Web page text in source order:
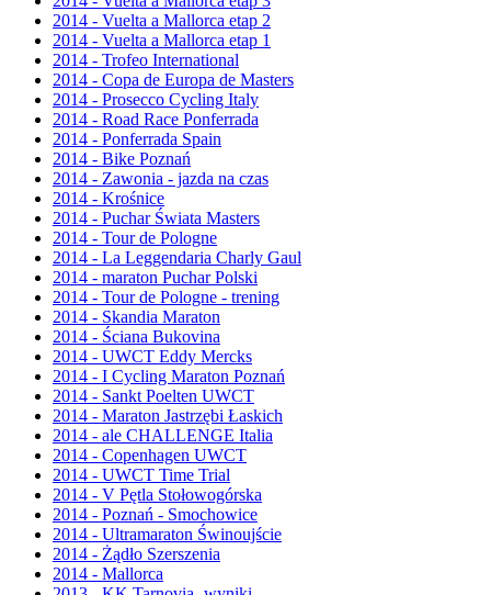
2014 - Vuelta a Mallorca etap 2
2014 - Vuelta a Mallorca etap 1
2014 - Trofeo International
2014 - Copa de Europa de Masters
2014 - Prosecco Cycling Italy
2014 - Road Race Ponferrada
2014 - Ponferrada Spain
2014 - Bike Poznań
2014 - Zawonia - jazda na czas
2014 - Krośnice
2014 - Puchar Świata Masters
2014 - Tour de Pologne
2014 - La Leggendaria Charly Gaul
2014 - maraton Puchar Polski
2014 - Tour de Pologne - trening
2014 - Skandia Maraton
2014 - Ściana Bukovina
2014 - UWCT Eddy Mercks
2014 - I Cycling Maraton Poznań
2014 - Sankt Poelten UWCT
2014 - Maraton Jastrzębi Łaskich
2014 - ale CHALLENGE Italia
2014 - Copenhagen UWCT
2014 - UWCT Time Trial
2014 - V Pętla Stołowogórska
2014 - Poznań - Smochowice
2014 - Ultramaraton Świnoujście
2014 - Żądło Szerszenia
2014 - Mallorca